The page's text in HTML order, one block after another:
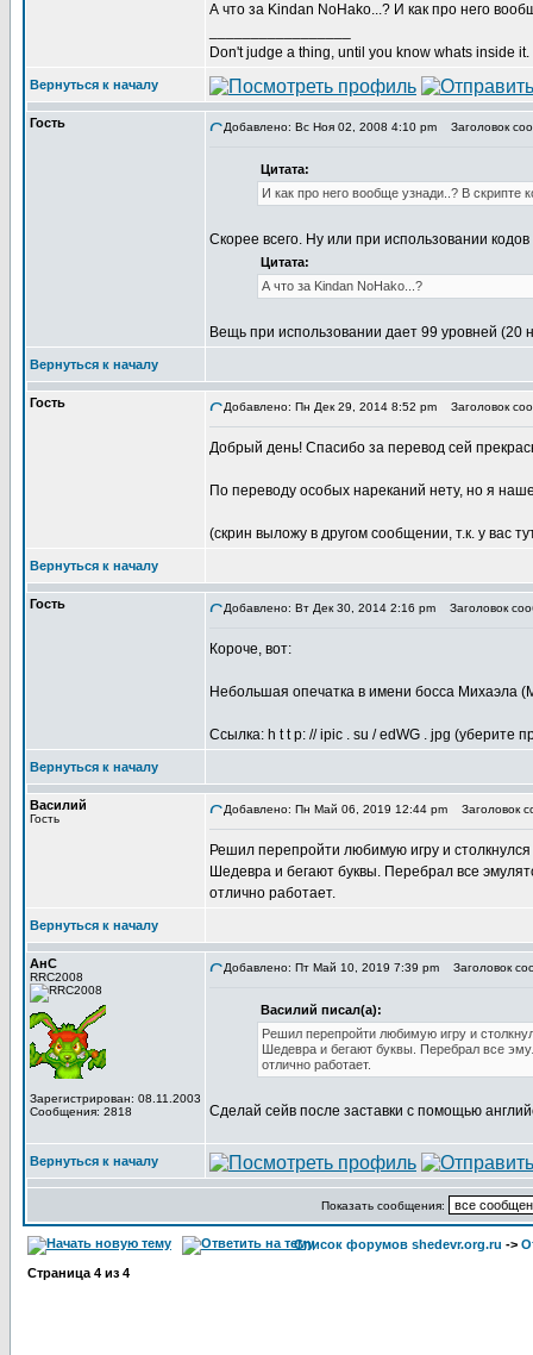
А что за Kindan NoHako...? И как про него
Don't judge a thing, until you know whats inside it.
Вернуться к началу
Гость Добавлено: Вс Ноя 02, 2008 4:10 pm Заголовок
Цитата:
И как про него вообще узнади..? В скрипте
Скорее всего. Ну или при использовании
Цитата:
А что за Kindan NoHako...?
Вещь при использовании дает 99 уровней (20
Вернуться к началу
Гость Добавлено: Пн Дек 29, 2014 8:52 pm Заголовок
Добрый день! Спасибо за перевод сей
По переводу особых нареканий нету, но я
(скрин выложу в другом сообщении, т.к. у вас
Вернуться к началу
Гость Добавлено: Вт Дек 30, 2014 2:16 pm Заголовок
Короче, вот:
Небольшая опечатка в имени босса Михаэла
Ссылка: h t t p: // ipic . su / edWG . jpg (уберите
Вернуться к началу
Василий
Гость
Добавлено: Пн Май 06, 2019 12:44 pm Заголовок
Решил перепройти любимую игру и
Шедевра и бегают буквы. Перебрал все
отлично работает.
Вернуться к началу
АнС
RRC2008
Зарегистрирован: 08.11.2003
Сообщения: 2818
Добавлено: Пт Май 10, 2019 7:39 pm Заголовок
Василий писал(а):
Решил перепройти любимую игру и
Шедевра и бегают буквы. Перебрал все
отлично работает.
Сделай сейв после заставки с помощью
Вернуться к началу
Показать сообщения:
Список форумов shedevr.org.ru ->
Страница 4 из 4